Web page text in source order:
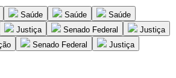
Saúde Saúde
Saúde
Justiça Senado Federal
Justiça
Senado Federal
Justiça